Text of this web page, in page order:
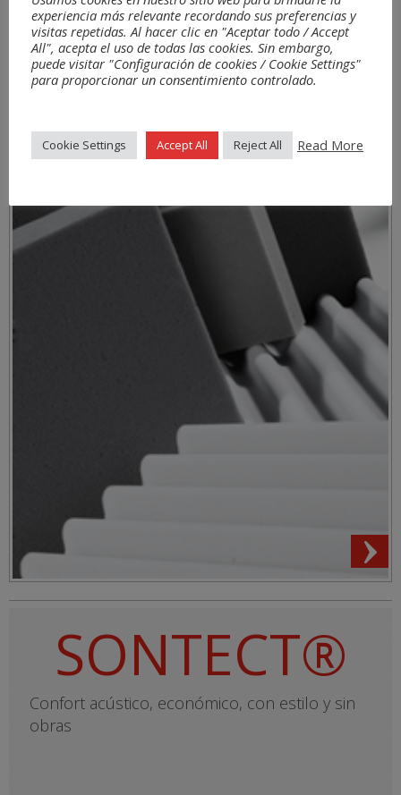
SONTECT®
Confort acústico, económico, con estilo y sin
obras
experiencia más relevante recordando sus preferencias y
visitas repetidas. Al hacer clic en "Aceptar todo / Accept
All", acepta el uso de todas las cookies. Sin embargo,
puede visitar "Configuración de cookies / Cookie Settings"
para proporcionar un consentimiento controlado.
Cookie Settings Accept All Reject All Read More